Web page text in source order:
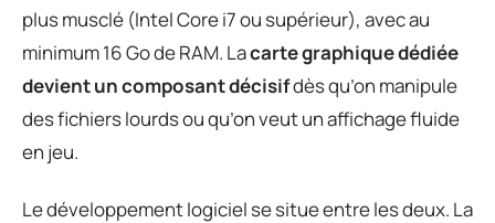
plus musclé (Intel Core i7 ou supérieur), avec au
minimum 16 Go de RAM. Lacarte graphique dédiée
devient un composant décisifdès qu’on manipule
des fichiers lourds ou qu’on veut un affichage fluide
en jeu.
Le développement logiciel se situe entre les deux. La